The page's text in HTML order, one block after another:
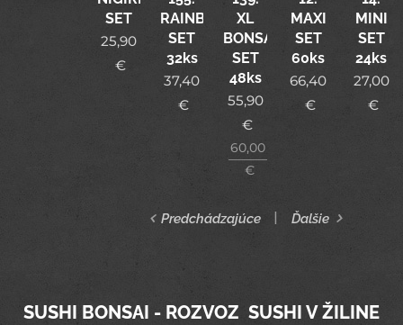
SET
25,90
€
RAINBOW
SET
32ks
37,40
€
XL
BONSAI
SET
48ks
55,90
€
60,00
€
MAXI
SET
60ks
66,40
€
MINI
SET
24ks
27,00
€
Predchádzajúce Ďalšie
SUSHI BONSAI - ROZVOZ SUSHI V ŽILINE